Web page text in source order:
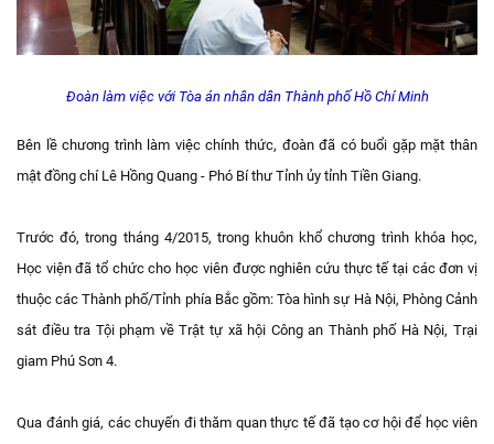
Đoàn làm việc với Tòa án nhân dân Thành phố Hồ Chí Minh
Bên lề chương trình làm việc chính thức, đoàn đã có buổi gặp mặt thân
mật đồng chí Lê Hồng Quang - Phó Bí thư Tỉnh ủy tỉnh Tiền Giang.
Trước đó, trong tháng 4/2015, trong khuôn khổ chương trình khóa học,
Học viện đã tổ chức cho học viên được nghiên cứu thực tế tại các đơn vị
thuộc các Thành phố/Tỉnh phía Bắc gồm: Tòa hình sự Hà Nội, Phòng Cảnh
sát điều tra Tội phạm về Trật tự xã hội Công an Thành phố Hà Nội, Trại
giam Phú Sơn 4.
Qua đánh giá, các chuyến đi thăm quan thực tế đã tạo cơ hội để học viên